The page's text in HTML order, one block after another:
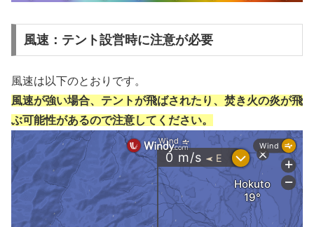
風速：テント設営時に注意が必要
風速は以下のとおりです。
風速が強い場合、テントが飛ばされたり、焚き火の炎が飛
ぶ可能性があるので注意してください。